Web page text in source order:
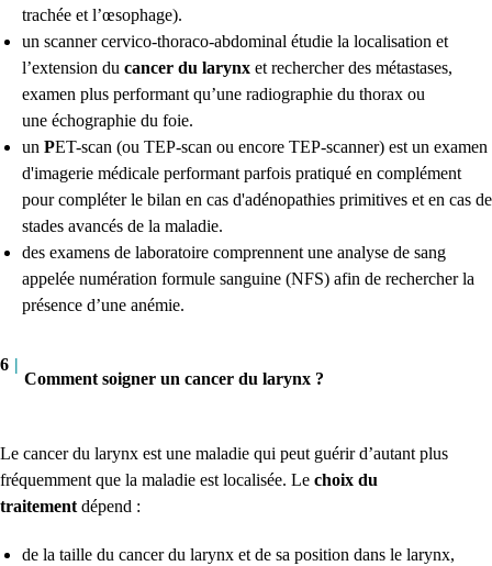
trachée et l’œsophage).
un scanner cervico-thoraco-abdominal étudie la localisation et
l’extension du cancer du larynx et rechercher des métastases,
examen plus performant qu’une radiographie du thorax ou
une échographie du foie.
un PET-scan (ou TEP-scan ou encore TEP-scanner) est un examen
d'imagerie médicale performant parfois pratiqué en complément
pour compléter le bilan en cas d'adénopathies primitives et en cas de
stades avancés de la maladie.
des examens de laboratoire comprennent une analyse de sang
appelée numération formule sanguine (NFS) afin de rechercher la
présence d’une anémie.
6 |
Comment soigner un cancer du larynx ?
Le cancer du larynx est une maladie qui peut guérir d’autant plus
fréquemment que la maladie est localisée. Le choix du
traitement dépend :
de la taille du cancer du larynx et de sa position dans le larynx,